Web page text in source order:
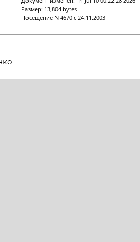
Размер: 13,804 bytes
Посещение N 4670 с 24.11.2003